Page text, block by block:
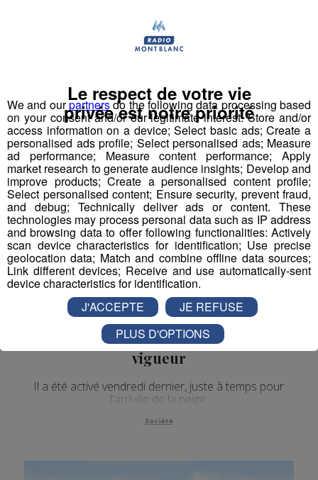
prochains contrôles
La gendarmerie de Savoie a créé la surprise, en fin de
Haute-Savoie : la neige arrive, le
plan de viabilité hivernal entre en
vigueur
Il a été activé vendredi dernier, juste à temps pour
l'arrivée de la neige.
Société
We and ourpartnersdo the following data processing based
on your consent and/or our legitimate interest: Store and/or
access information on a device; Select basic ads; Create a
personalised ads profile; Select personalised ads; Measure
ad performance; Measure content performance; Apply
market research to generate audience insights; Develop and
improve products; Create a personalised content profile;
Select personalised content; Ensure security, prevent fraud,
and debug; Technically deliver ads or content. These
technologies may process personal data such as IP address
and browsing data to offer following functionalities: Actively
scan device characteristics for identification; Use precise
geolocation data; Match and combine offline data sources;
Link different devices; Receive and use automatically-sent
device characteristics for identification.
Le respect de votre vie
privée est notre priorité
J'ACCEPTE
JE REFUSE
PLUS D'OPTIONS